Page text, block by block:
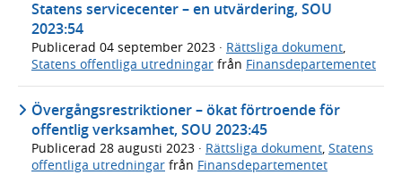
Statens servicecenter – en utvärdering, SOU
2023:54
Publicerad 04 september 2023 · Rättsliga dokument
Statens offentliga utredningar från Finansdepartementet
Övergångsrestriktioner – ökat förtroende för
offentlig verksamhet, SOU 2023:45
Publicerad 28 augusti 2023 · Rättsliga dokument, Statens
offentliga utredningar från Finansdepartementet